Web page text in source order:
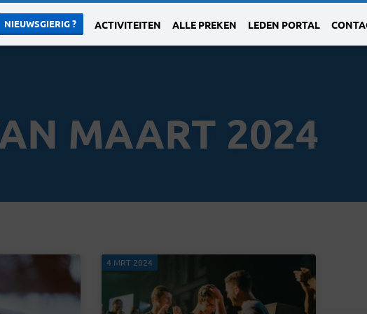
NIEUWSGIERIG ? ACTIVITEITEN ALLE PREKEN LEDEN PORTAL
MAART 2024
4 MRT 2024